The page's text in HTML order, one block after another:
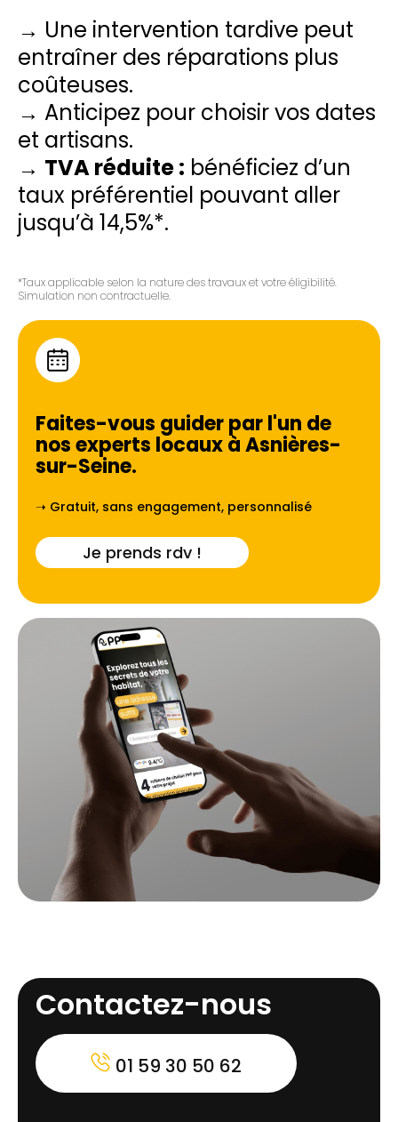
→ Une intervention tardive peut
entraîner des réparations plus
coûteuses.
→ Anticipez pour choisir vos dates
et artisans.
→ TVA réduite : bénéficiez d’un
taux préférentiel pouvant aller
jusqu’à 14,5%*.
*Taux applicable selon la nature des travaux et votre éligibilité.
Simulation non contractuelle.
Faites-vous guider par l'un de
nos experts locaux àAsnières-
sur-Seine.
➝ Gratuit, sans engagement, personnalisé
Je prends rdv !
Contactez-nous
01 59 30 50 62